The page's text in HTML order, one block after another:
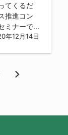
てくるだ
推進コン
ミナーで...
年12月14日
chevron_right